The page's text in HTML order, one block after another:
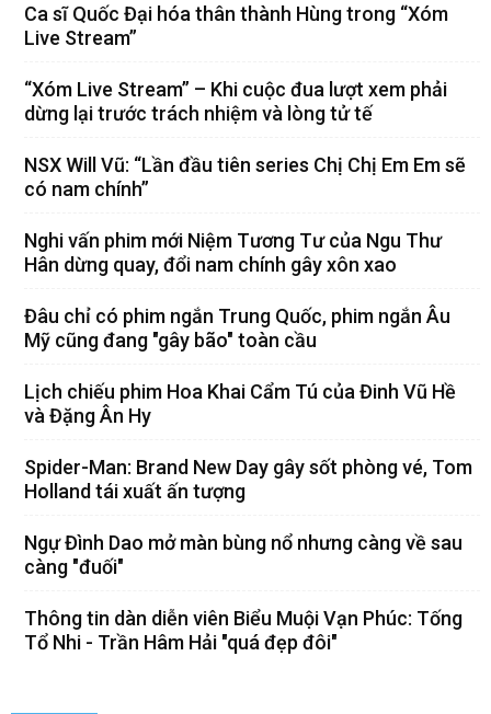
Ca sĩ Quốc Đại hóa thân thành Hùng trong “Xóm
Live Stream”
“Xóm Live Stream” – Khi cuộc đua lượt xem phải
dừng lại trước trách nhiệm và lòng tử tế
NSX Will Vũ: “Lần đầu tiên series Chị Chị Em Em sẽ
có nam chính”
Nghi vấn phim mới Niệm Tương Tư của Ngu Thư
Hân dừng quay, đổi nam chính gây xôn xao
Đâu chỉ có phim ngắn Trung Quốc, phim ngắn Âu
Mỹ cũng đang "gây bão" toàn cầu
Lịch chiếu phim Hoa Khai Cẩm Tú của Đinh Vũ Hề
và Đặng Ân Hy
Spider-Man: Brand New Day gây sốt phòng vé, Tom
Holland tái xuất ấn tượng
Ngự Đình Dao mở màn bùng nổ nhưng càng về sau
càng "đuối"
Thông tin dàn diễn viên Biểu Muội Vạn Phúc: Tống
Tổ Nhi - Trần Hâm Hải "quá đẹp đôi"